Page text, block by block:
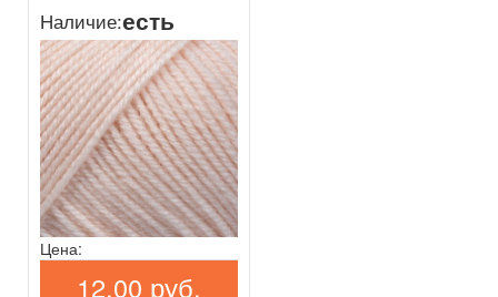
Наличие:есть
Цена:
12,00 руб.